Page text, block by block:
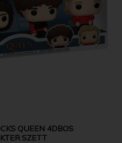
QUEEN 4DBOS
SZETT